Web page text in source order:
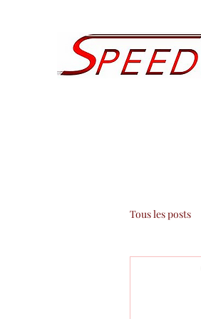
Tous les posts